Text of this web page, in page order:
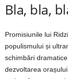
Bla, bla,
Promisiunile lui
populismului și
schimbări
dezvoltarea